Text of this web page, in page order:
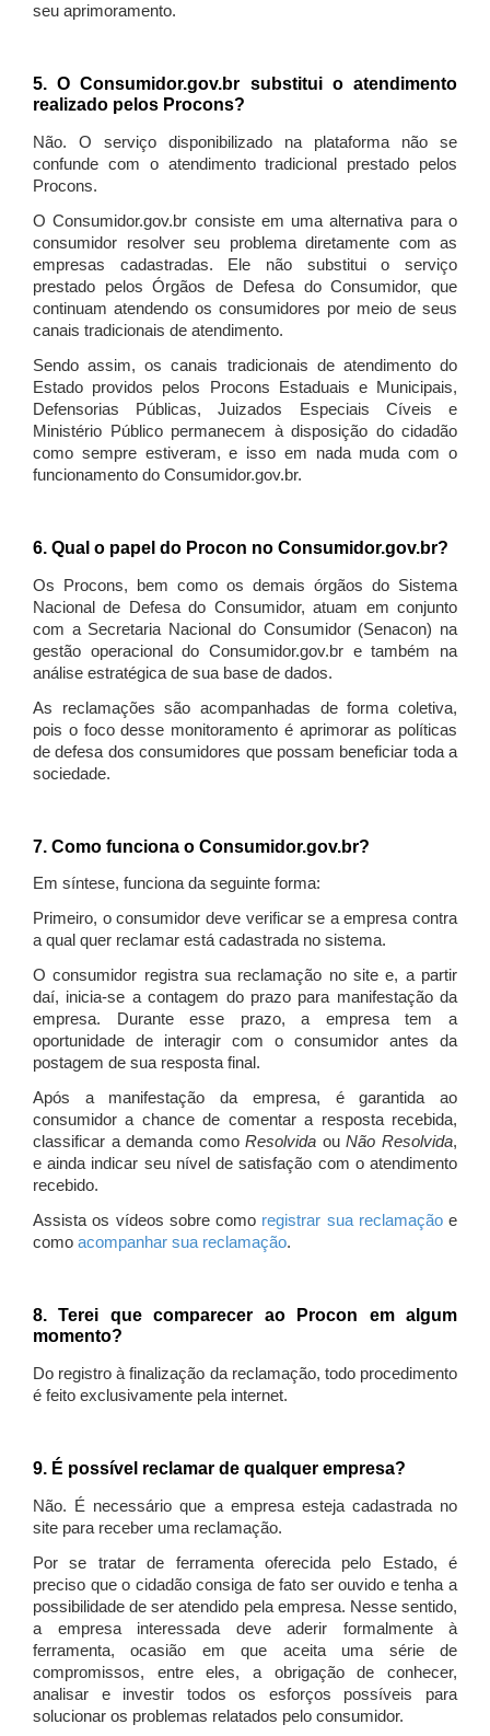
seu aprimoramento.
5. O Consumidor.gov.br substitui o atendimento
realizado pelos Procons?
Não. O serviço disponibilizado na plataforma não se
confunde com o atendimento tradicional prestado pelos
Procons.
O Consumidor.gov.br consiste em uma alternativa para o
consumidor resolver seu problema diretamente com as
empresas cadastradas. Ele não substitui o serviço
prestado pelos Órgãos de Defesa do Consumidor, que
continuam atendendo os consumidores por meio de seus
canais tradicionais de atendimento.
Sendo assim, os canais tradicionais de atendimento do
Estado providos pelos Procons Estaduais e Municipais,
Defensorias Públicas, Juizados Especiais Cíveis e
Ministério Público permanecem à disposição do cidadão
como sempre estiveram, e isso em nada muda com o
funcionamento do Consumidor.gov.br.
6. Qual o papel do Procon no Consumidor.gov.br?
Os Procons, bem como os demais órgãos do Sistema
Nacional de Defesa do Consumidor, atuam em conjunto
com a Secretaria Nacional do Consumidor (Senacon) na
gestão operacional do Consumidor.gov.br e também na
análise estratégica de sua base de dados.
As reclamações são acompanhadas de forma coletiva,
pois o foco desse monitoramento é aprimorar as políticas
de defesa dos consumidores que possam beneficiar toda a
sociedade.
7. Como funciona o Consumidor.gov.br?
Em síntese, funciona da seguinte forma:
Primeiro, o consumidor deve verificar se a empresa contra
a qual quer reclamar está cadastrada no sistema.
O consumidor registra sua reclamação no site e, a partir
daí, inicia-se a contagem do prazo para manifestação da
empresa. Durante esse prazo, a empresa tem a
oportunidade de interagir com o consumidor antes da
postagem de sua resposta final.
Após a manifestação da empresa, é garantida ao
consumidor a chance de comentar a resposta recebida,
classificar a demanda comoResolvida ouNão Resolvida,
e ainda indicar seu nível de satisfação com o atendimento
recebido.
Assista os vídeos sobre como registrar sua reclamaçãoe
como acompanhar sua reclamação.
8. Terei que comparecer ao Procon em algum
momento?
Do registro à finalização da reclamação, todo procedimento
é feito exclusivamente pela internet.
9. É possível reclamar de qualquer empresa?
Não. É necessário que a empresa esteja cadastrada no
site para receber uma reclamação.
Por se tratar de ferramenta oferecida pelo Estado, é
preciso que o cidadão consiga de fato ser ouvido e tenha a
possibilidade de ser atendido pela empresa. Nesse sentido,
a empresa interessada deve aderir formalmente à
ferramenta, ocasião em que aceita uma série de
compromissos, entre eles, a obrigação de conhecer,
analisar e investir todos os esforços possíveis para
solucionar os problemas relatados pelo consumidor.